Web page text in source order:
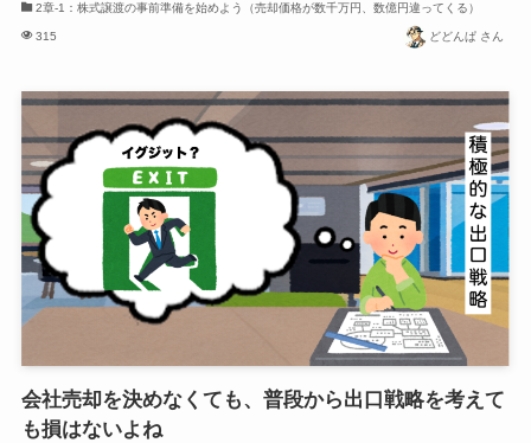
2章-1：株式譲渡の事前準備を始めよう（売却価格が数千万円、数億円違ってくる）
315 どどんぱ さん
会社売却を決めなくても、普段から出口戦略を考えて
も損はないよね